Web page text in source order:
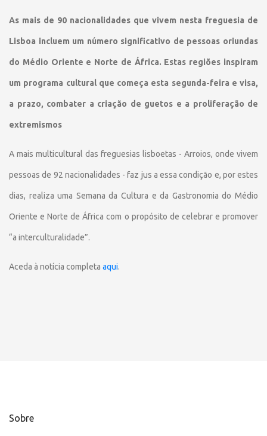
As mais de 90 nacionalidades que vivem nesta freguesia de
Lisboa incluem um número significativo de pessoas oriundas
do Médio Oriente e Norte de África. Estas regiões inspiram
um programa cultural que começa esta segunda-feira e visa,
a prazo, combater a criação de guetos e a proliferação de
extremismos
A mais multicultural das freguesias lisboetas - Arroios, onde vivem
pessoas de 92 nacionalidades - faz jus a essa condição e, por estes
dias, realiza uma Semana da Cultura e da Gastronomia do Médio
Oriente e Norte de África com o propósito de celebrar e promover
“a interculturalidade”.
Aceda à notícia completa aqui.
Sobre